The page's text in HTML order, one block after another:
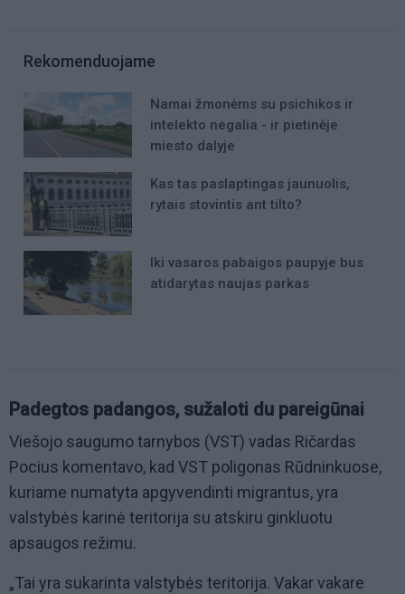
Rekomenduojame
Namai žmonėms su psichikos ir
intelekto negalia - ir pietinėje
miesto dalyje
Kas tas paslaptingas jaunuolis,
rytais stovintis ant tilto?
Iki vasaros pabaigos paupyje bus
atidarytas naujas parkas
Padegtos padangos, sužaloti du pareigūnai
Viešojo saugumo tarnybos (VST) vadas Ričardas
Pocius komentavo, kad VST poligonas Rūdninkuose,
kuriame numatyta apgyvendinti migrantus, yra
valstybės karinė teritorija su atskiru ginkluotu
apsaugos režimu.
„Tai yra sukarinta valstybės teritorija. Vakar vakare